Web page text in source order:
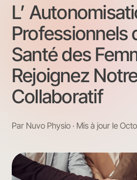
L’
Professionnels
Santé des
Rejoignez
Collaboratif
Par Nuvo Physio · Mis à jour le